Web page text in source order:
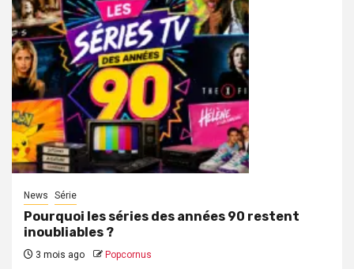
News Série
Pourquoi les séries des années 90 restent
inoubliables ?
3 mois ago Popcornus